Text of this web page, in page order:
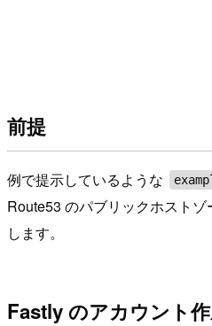
前提
例で提示しているような
Route53 のパブリックホスト
します。
Fastly のアカウント